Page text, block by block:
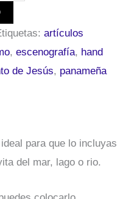
artículos
, escenografía, hand
de Jesús, panameña
para que lo incluyas
del mar, lago o rio.